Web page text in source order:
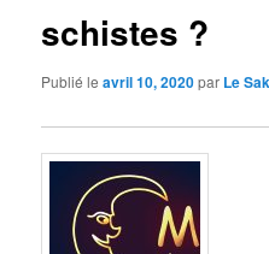
schistes ?
Publié leavril 10, 2020par Le